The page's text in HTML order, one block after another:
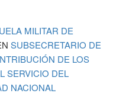
MILITAR DE
SUBSECRETARIO DE
DE LOS
SERVICIO DEL
NACIONAL